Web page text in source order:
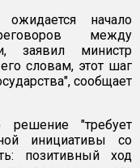
начало
между
заявил министр
словам, этот шаг
сообщает
"требует
инициативы со
позитивный ход